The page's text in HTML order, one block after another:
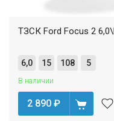
ТЗСК Ford Focus 2
6,0 15 108 5
В наличии
2 890 ₽